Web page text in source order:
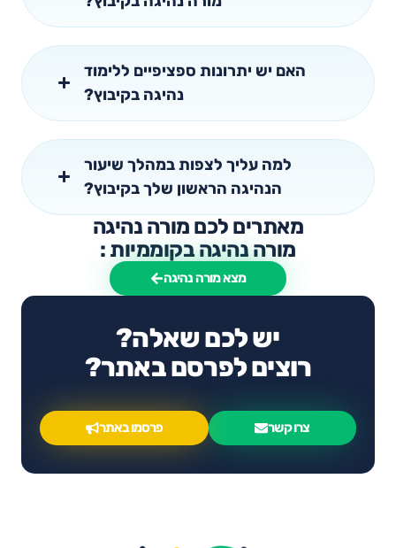
האם יש יתרונות ספציפיים ללימוד
נהיגה בקיבוץ?
למה עליך לצפות במהלך שיעור
הנהיגה הראשון שלך בקיבוץ?
מאתרים לכם מורה נהיגה
מורה נהיגה בקוממיות :
מצא מורה נהיגה
יש לכם שאלה?
רוצים לפרסם באתר?
צרו קשר פרסמו באתר